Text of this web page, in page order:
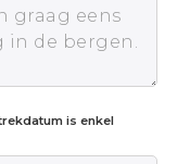
is enkel